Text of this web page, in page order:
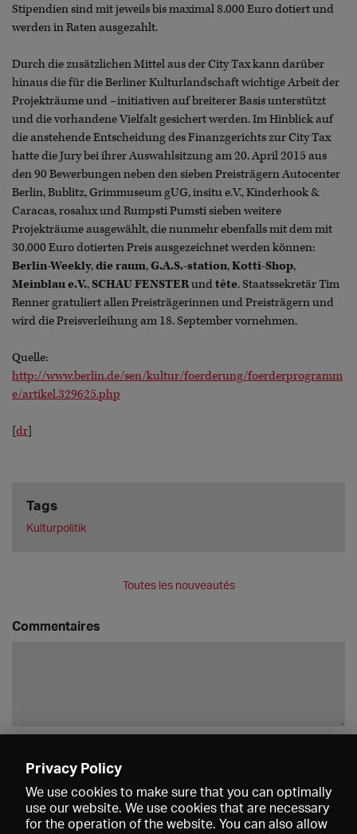
Stipendien sind mit jeweils bis maximal 8.000 Euro dotiert und
werden in Raten ausgezahlt.
Durch die zusätzlichen Mittel aus der City Tax kann darüber
hinaus die für die Berliner Kulturlandschaft wichtige Arbeit der
Projekträume und –initiativen auf breiterer Basis unterstützt
und die vorhandene Vielfalt gesichert werden. Im Hinblick auf
die anstehende Entscheidung des Finanzgerichts zur City Tax
hatte die Jury bei ihrer Auswahlsitzung am 20. April 2015 aus
den 90 Bewerbungen neben den sieben Preisträgern Autocenter
Berlin, Bublitz, Grimmuseum gUG, insitu e.V., Kinderhook &
Caracas, rosalux und Rumpsti Pumsti sieben weitere
Projekträume ausgewählt, die nunmehr ebenfalls mit dem mit
30.000 Euro dotierten Preis ausgezeichnet werden können:
Berlin-Weekly,die raum,G.A.S.-station,Kotti-Shop,
Meinblau e.V.,SCHAU FENSTERundtête. Staatssekretär Tim
Renner gratuliert allen Preisträgerinnen und Preisträgern und
wird die Preisverleihung am 18. September vornehmen.
Quelle:
http://www.berlin.de/sen/kultur/foerderung/foerderprogramm
e/artikel.329625.php
[dr]
Tags
Kulturpolitik
Toutes les nouveautés
Commentaires
Privacy Policy
We use cookies to make sure that you can optimally
use our website. We use cookies that are necessary
for the operation of the website. You can also allow